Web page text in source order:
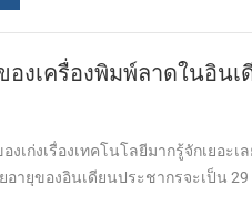
องเครื่องพิมพ์ลาดในอินเ
งเก่งเรื่องเทคโนโลยีมากรู้จักเยอะ
อายุของอินเดียนประชากรจะเป็น 29